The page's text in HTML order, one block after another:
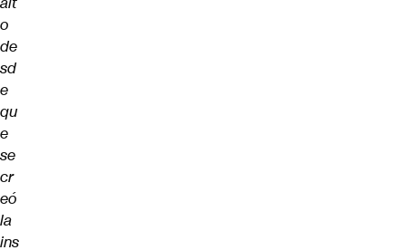
o
de
sd
e
qu
e
se
cr
eó
la
ins